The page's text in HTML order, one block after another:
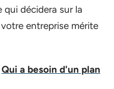
décidera sur la
entreprise mérite
Qui a besoin d'un plan